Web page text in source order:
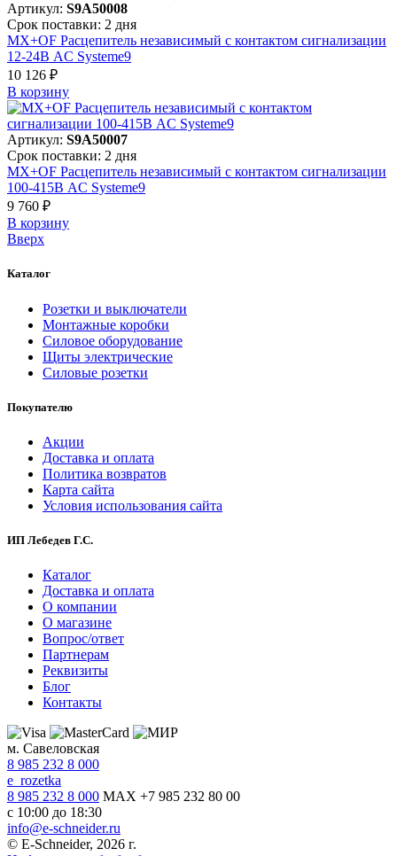
Артикул: S9A50008
Срок поставки: 2 дня
MX+OF Расцепитель независимый с контактом сигнализации
12-24В AC Systeme9
10 126 ₽
В корзинy
Артикул: S9A50007
Срок поставки: 2 дня
MX+OF Расцепитель независимый с контактом сигнализации
100-415В AC Systeme9
9 760 ₽
В корзинy
Вверх
Каталог
Розетки и выключатели
Монтажные коробки
Силовое оборудование
Щиты электрические
Силовые розетки
Покупателю
Акции
Доставка и оплата
Политика возвратов
Карта сайта
Условия использования сайта
ИП Лебедев Г.С.
Каталог
Доставка и оплата
О компании
О магазине
Вопрос/ответ
Партнерам
Реквизиты
Блог
Контакты
м. Савеловская
8 985 232 8 000
e_rozetka
8 985 232 8 000 MAX +7 985 232 80 00
с 10:00 до 18:30
info@e-schneider.ru
© E-Schneider, 2026 г.